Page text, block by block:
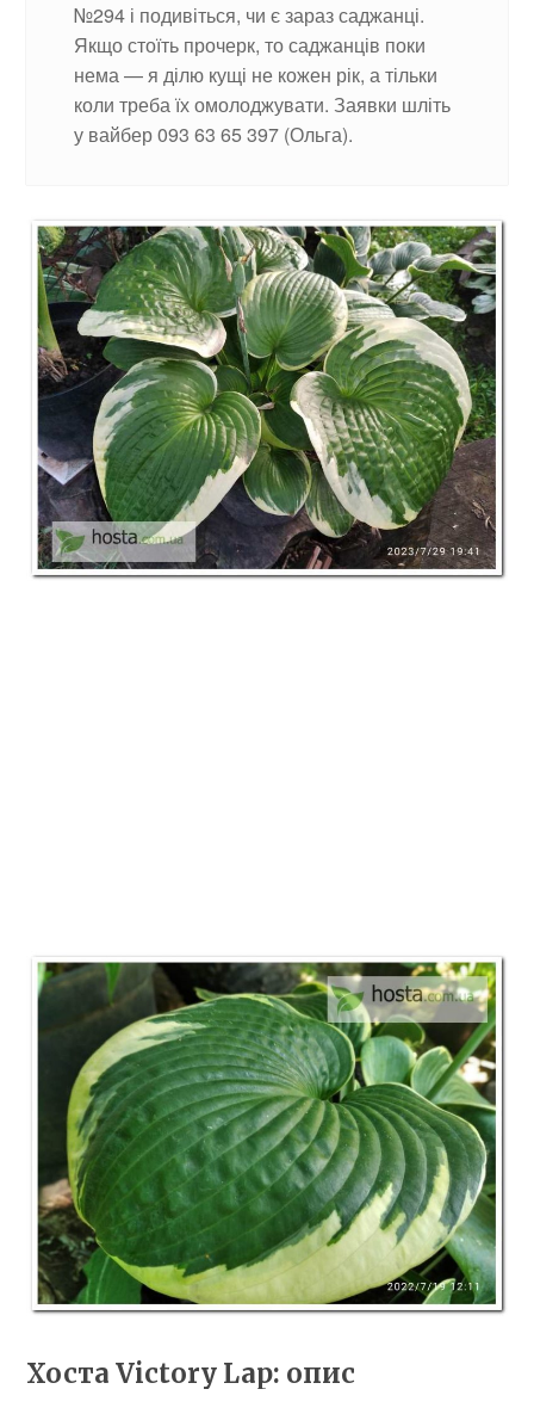
№294 і подивіться, чи є зараз саджанці.
Якщо стоїть прочерк, то саджанців поки
нема — я ділю кущі не кожен рік, а тільки
коли треба їх омолоджувати. Заявки шліть
у вайбер 093 63 65 397 (Ольга).
Хоста Victory Lap: опис